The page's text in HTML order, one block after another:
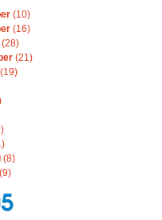
(10)
(16)
(28)
(21)
(19)
(8)
(9)